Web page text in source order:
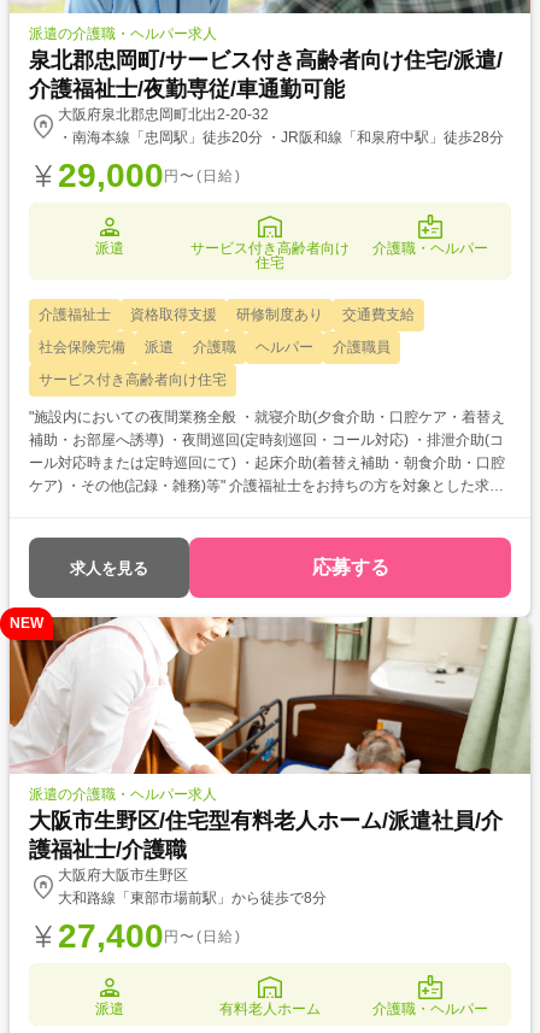
派遣の介護職・ヘルパー求人
泉北郡忠岡町/サービス付き高齢者向け住宅/派遣/
介護福祉士/夜勤専従/車通勤可能
大阪府泉北郡忠岡町北出2-20-32
・南海本線「忠岡駅」徒歩20分 ・JR阪和線「和泉府中駅」徒歩28分
29,000 円〜(日給)
派遣
サービス付き高齢者向け
住宅
介護職・ヘルパー
介護福祉士 資格取得支援 研修制度あり
交通費支給
社会保険完備
派遣 介護職 ヘルパー
介護職員
サービス付き高齢者向け住宅
"施設内においての夜間業務全般 ・就寝介助(夕食介助・口腔ケア・着替え
補助・お部屋へ誘導) ・夜間巡回(定時刻巡回・コール対応) ・排泄介助(コ
ール対応時または定時巡回にて) ・起床介助(着替え補助・朝食介助・口腔
ケア) ・その他(記録・雑務)等" 介護福祉士をお持ちの方を対象とした求人
アップ (幅広20代～60代活躍中の職場でコミュニケーション力を磨きた
求人を見る 応募する
NEW
派遣の介護職・ヘルパー求人
大阪市生野区/住宅型有料老人ホーム/派遣社員/介
護福祉士/介護職
大阪府大阪市生野区
大和路線「東部市場前駅」から徒歩で8分
27,400 円〜(日給)
派遣 有料老人ホーム 介護職・ヘルパー